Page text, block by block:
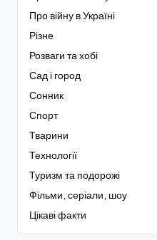
Про війну в Україні
Різне
Розваги та хобі
Сад і город
Сонник
Спорт
Тварини
Технології
Туризм та подорожі
Фільми, серіали, шоу
Цікаві факти